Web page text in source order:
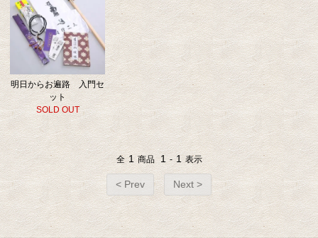
明日からお遍路 入門セ
ット
SOLD OUT
全 1 商品 1 - 1 表示
< Prev Next >